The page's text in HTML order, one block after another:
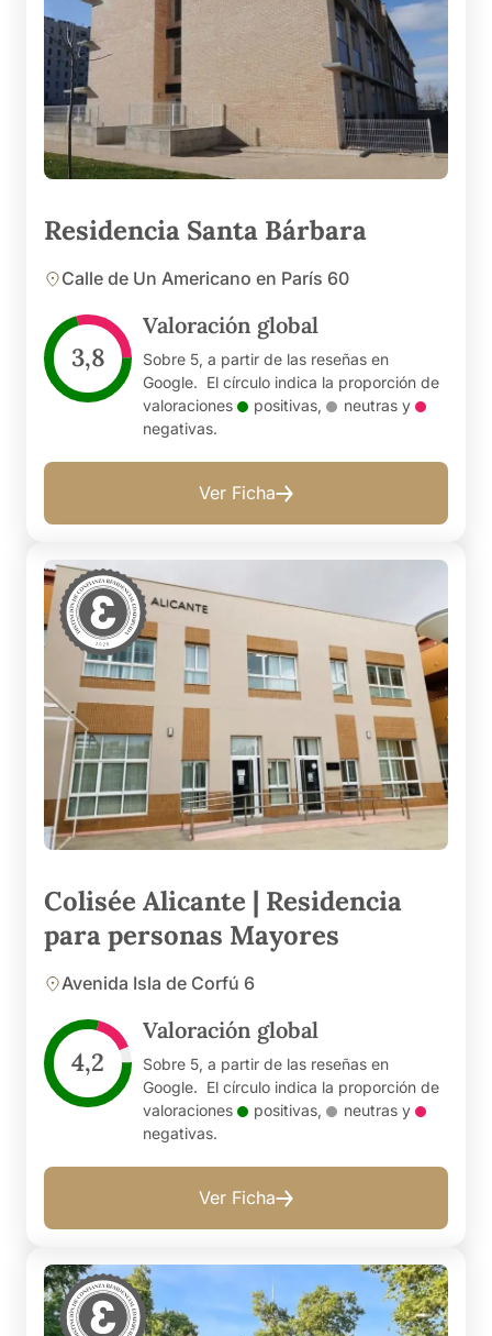
Residencia Santa Bárbara
Calle de Un Americano en París 60
3,8
Valoración global
Sobre 5, a partir de las reseñas en
Google. El círculo indica la proporción de
valoraciones
positivas, neutrasy
negativas.
Ver Ficha
Colisée Alicante | Residencia
para personas Mayores
Avenida Isla de Corfú 6
4,2
Valoración global
Sobre 5, a partir de las reseñas en
Google. El círculo indica la proporción de
valoraciones
positivas, neutrasy
negativas.
Ver Ficha